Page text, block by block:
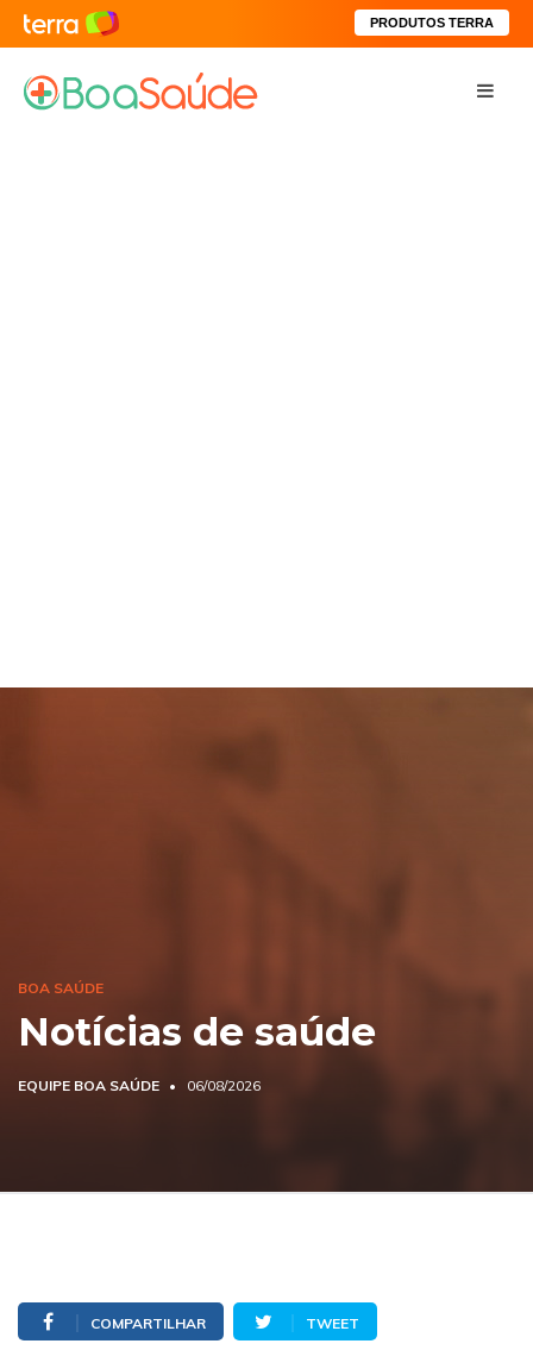
PRODUTOS TERRA
BOA SAÚDE
Notícias de saúde
EQUIPE BOA SAÚDE 06/08/2026
COMPARTILHAR TWEET